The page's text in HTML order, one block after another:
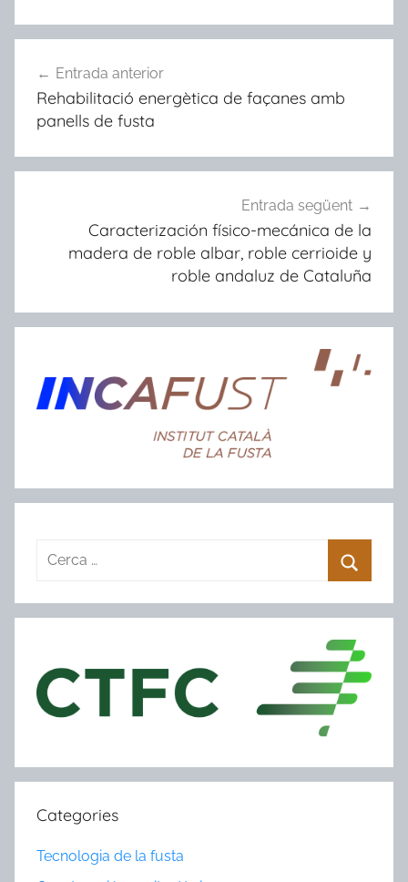
d'entrades
Entrada anterior
Rehabilitació energètica de façanes amb
panells de fusta
Entrada següent
Caracterización físico-mecánica de la
madera de roble albar, roble cerrioide y
roble andaluz de Cataluña
Categories
Tecnologia de la fusta